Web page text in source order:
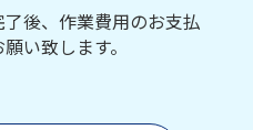
了後、作業費用のお支払
い致します。